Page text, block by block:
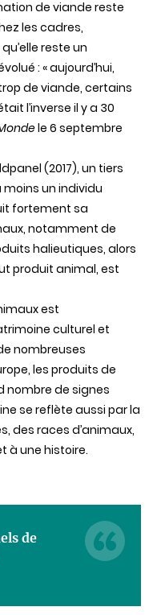
de viande reste
les cadres,
reste un
: « aujourd’hui,
de viande, certains
l’inverse il y a 30
le 6 septembre
(2017), un tiers
un individu
fortement sa
notamment de
halieutiques, alors
produit animal, est
est
culturel et
nombreuses
les produits de
nombre de signes
se reflète aussi par la
des races d’animaux,
à une histoire.
de